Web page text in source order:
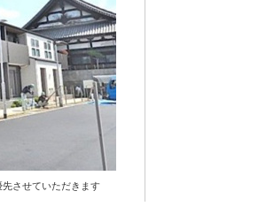
させていただきます